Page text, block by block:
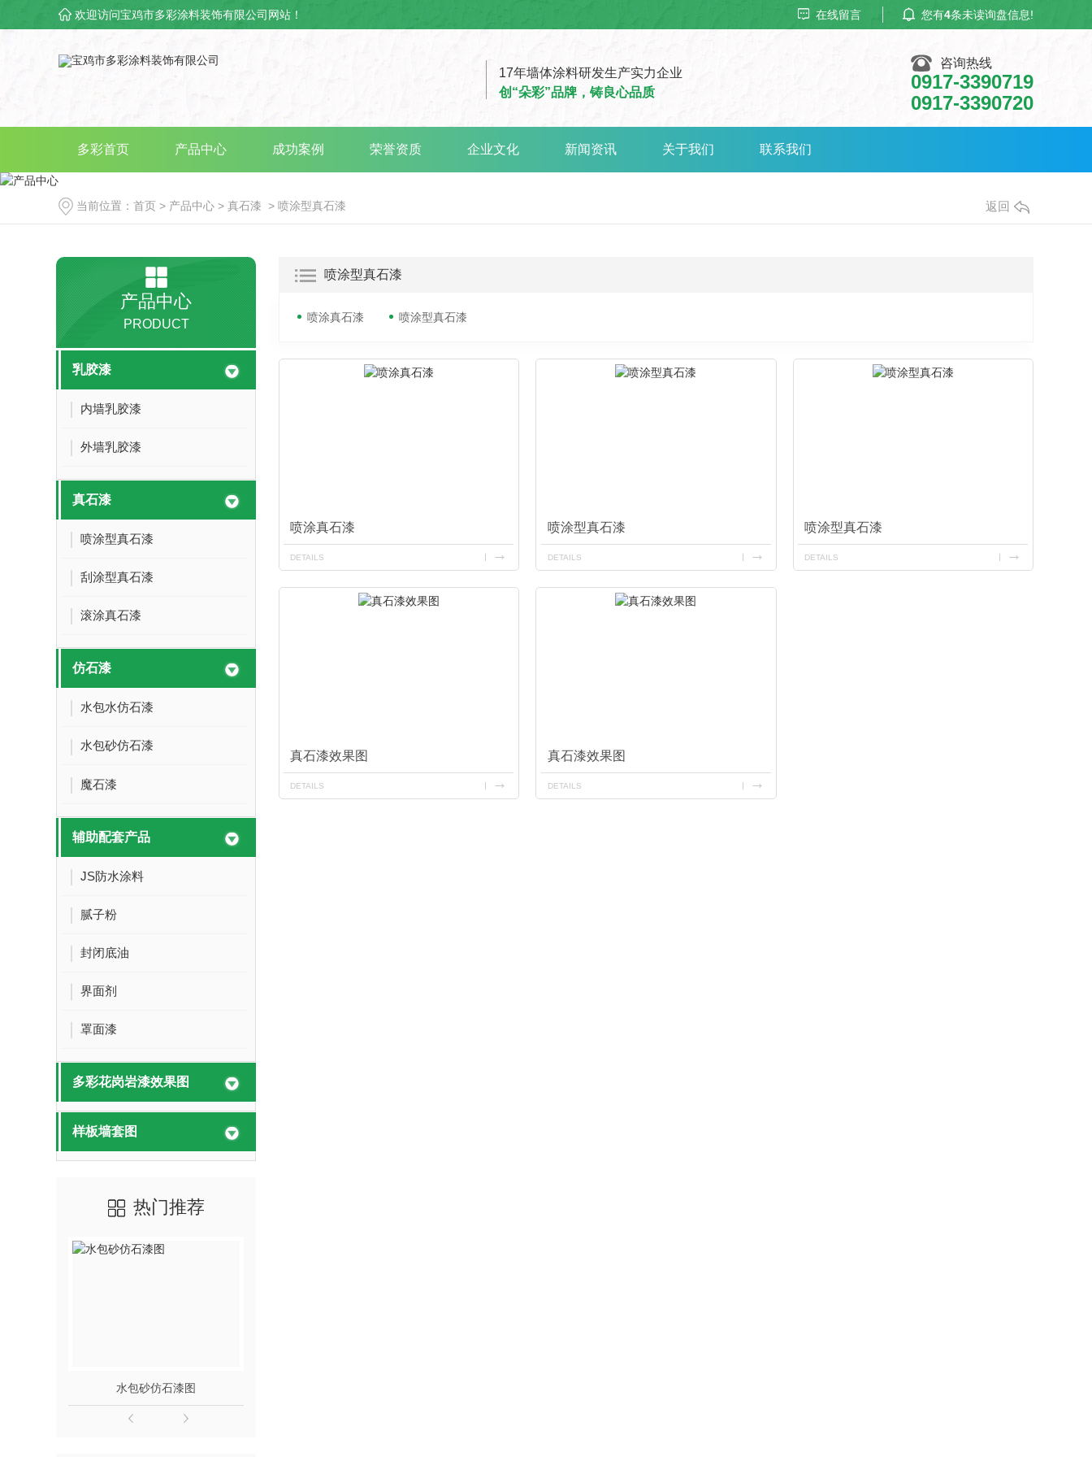
欢迎访问宝鸡市多彩涂料装饰有限公司网站！ 在线留言 您有4条未读询盘信息!
17年墙体涂料研发生产实力企业
创“朵彩”品牌，铸良心品质
咨询热线
0917-3390719
0917-3390720
多彩首页 产品中心 成功案例 荣誉资质 企业文化 新闻资讯 关于我们 联系我们
当前位置： 首页 > 产品中心 > 真石漆 > 喷涂型真石漆 返回
产品中心
PRODUCT
乳胶漆
内墙乳胶漆
外墙乳胶漆
真石漆
喷涂型真石漆
刮涂型真石漆
滚涂真石漆
仿石漆
水包水仿石漆
水包砂仿石漆
魔石漆
辅助配套产品
JS防水涂料
腻子粉
封闭底油
界面剂
罩面漆
多彩花岗岩漆效果图
样板墙套图
热门推荐
水包砂仿石漆图
喷涂型真石漆
喷涂真石漆 喷涂型真石漆
喷涂真石漆
DETAILS
喷涂型真石漆
DETAILS
喷涂型真石漆
DETAILS
真石漆效果图
DETAILS
真石漆效果图
DETAILS